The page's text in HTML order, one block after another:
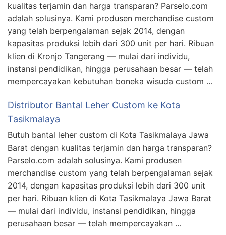
kualitas terjamin dan harga transparan? Parselo.com
adalah solusinya. Kami produsen merchandise custom
yang telah berpengalaman sejak 2014, dengan
kapasitas produksi lebih dari 300 unit per hari. Ribuan
klien di Kronjo Tangerang — mulai dari individu,
instansi pendidikan, hingga perusahaan besar — telah
mempercayakan kebutuhan boneka wisuda custom …
Distributor Bantal Leher Custom ke Kota
Tasikmalaya
Butuh bantal leher custom di Kota Tasikmalaya Jawa
Barat dengan kualitas terjamin dan harga transparan?
Parselo.com adalah solusinya. Kami produsen
merchandise custom yang telah berpengalaman sejak
2014, dengan kapasitas produksi lebih dari 300 unit
per hari. Ribuan klien di Kota Tasikmalaya Jawa Barat
— mulai dari individu, instansi pendidikan, hingga
perusahaan besar — telah mempercayakan …